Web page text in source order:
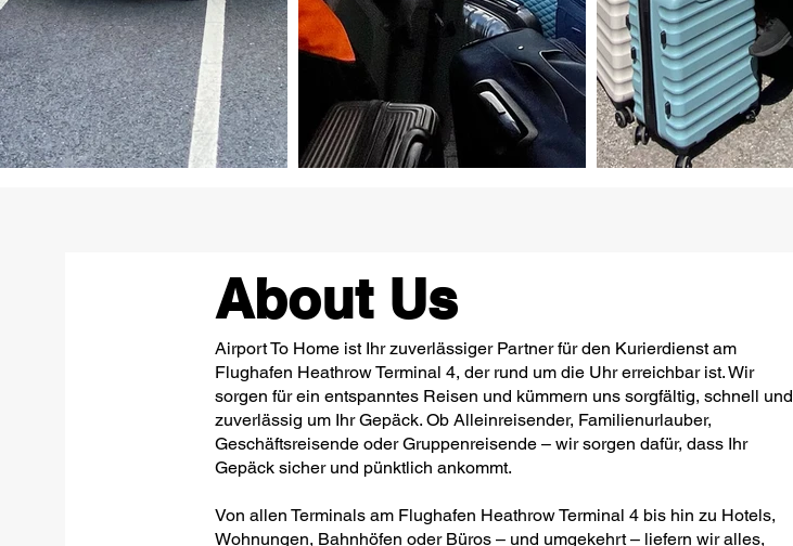
About Us
Airport To Home ist Ihr zuverlässiger Partner für den Kurierdienst am
Flughafen Heathrow Terminal 4, der rund um die Uhr erreichbar ist. Wir
sorgen für ein entspanntes Reisen und kümmern uns sorgfältig, schnell und
zuverlässig um Ihr Gepäck. Ob Alleinreisender, Familienurlauber,
Geschäftsreisende oder Gruppenreisende – wir sorgen dafür, dass Ihr
Gepäck sicher und pünktlich ankommt.
Von allen Terminals am Flughafen Heathrow Terminal 4 bis hin zu Hotels,
Wohnungen, Bahnhöfen oder Büros – und umgekehrt – liefern wir alles,